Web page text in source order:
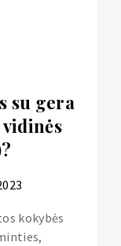
su gera
kokybės